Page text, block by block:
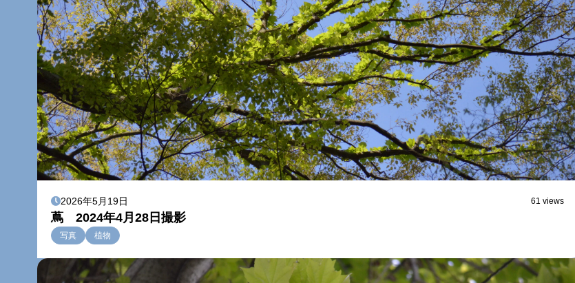
2026年5月19日 61 views
蔦 2024年4月28日撮影
写真 植物